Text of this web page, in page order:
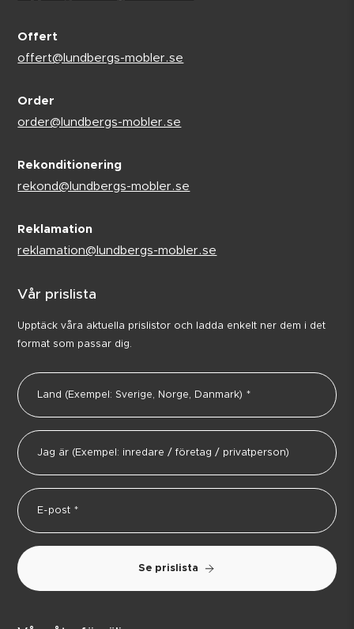
Offert
offert@lundbergs-mobler.se
Order
order@lundbergs-mobler.se
Rekonditionering
rekond@lundbergs-mobler.se
Reklamation
reklamation@lundbergs-mobler.se
Vår prislista
Upptäck våra aktuella prislistor och ladda enkelt ner dem i det
format som passar dig.
Se prislista